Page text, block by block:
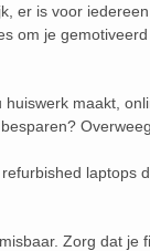
er is voor
om je gemotiveerd
maakt,
laptops
Zorg dat je